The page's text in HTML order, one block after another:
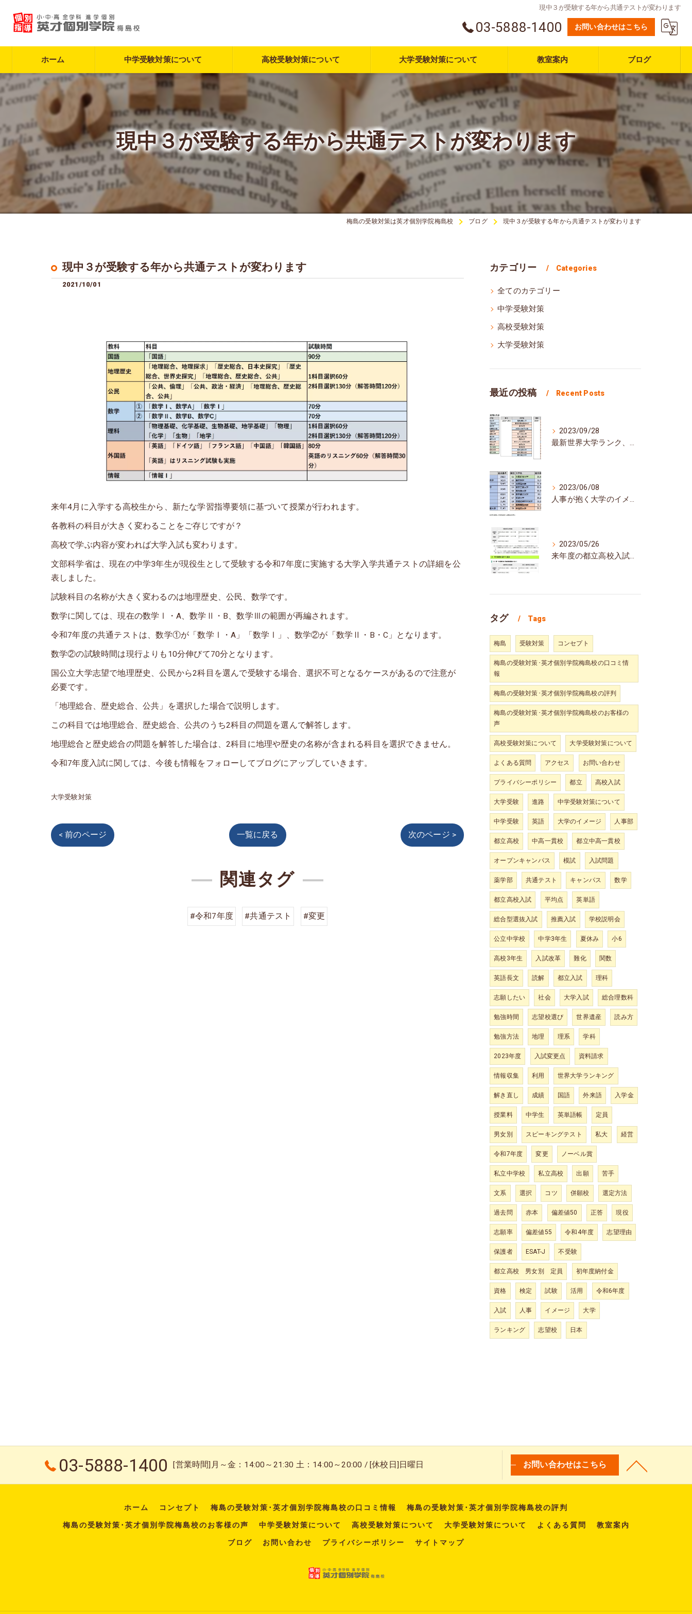
現中３が受験する年から共通テストが変わります
03-5888-1400 お問い合わせはこちら
ホーム 中学受験対策について 高校受験対策について 大学受験対策について 教室案内 ブログ
現中３が受験する年から共通テストが変わります
梅島の受験対策は英才個別学院梅島校 ブログ 現中３が受験する年から共通テストが変わります
現中３が受験する年から共通テストが変わります
2021/10/01
来年4月に入学する高校生から、新たな学習指導要領に基づいて授業が行われます。
各教科の科目が大きく変わることをご存じですが？
高校で学ぶ内容が変われば大学入試も変わります。
文部科学省は、現在の中学3年生が現役生として受験する令和7年度に実施する大学入学共通テストの詳細を公
表しました。
試験科目の名称が大きく変わるのは地理歴史、公民、数学です。
数学に関しては、現在の数学Ⅰ・A、数学Ⅱ・B、数学Ⅲの範囲が再編されます。
令和7年度の共通テストは、数学①が「数学Ⅰ・A」「数学Ⅰ」、数学②が「数学Ⅱ・B・C」となります。
数学②の試験時間は現行よりも10分伸びて70分となります。
国公立大学志望で地理歴史、公民から2科目を選んで受験する場合、選択不可となるケースがあるので注意が
必要です。
「地理総合、歴史総合、公共」を選択した場合で説明します。
この科目では地理総合、歴史総合、公共のうち2科目の問題を選んで解答します。
地理総合と歴史総合の問題を解答した場合は、2科目に地理や歴史の名称が含まれる科目を選択できません。
令和7年度入試に関しては、今後も情報をフォローしてブログにアップしていきます。
大学受験対策
< 前のページ 一覧に戻る 次のページ >
関連タグ
#令和7年度 #共通テスト #変更
カテゴリー Categories
全てのカテゴリー
中学受験対策
高校受験対策
大学受験対策
最近の投稿 Recent Posts
2023/09/28
最新世界大学ランク、日本の大学の順位は？
2023/06/08
人事が抱く大学のイメージランキング
2023/05/26
来年度の都立高校入試、日程は例年通り
タグ Tags
梅島 受験対策 コンセプト
梅島の受験対策･英才個別学院梅島校の口コミ情
報
梅島の受験対策･英才個別学院梅島校の評判
梅島の受験対策･英才個別学院梅島校のお客様の
声
高校受験対策について 大学受験対策について
よくある質問 アクセス お問い合わせ
プライバシーポリシー 都立 高校入試
大学受験 進路 中学受験対策について
中学受験 英語 大学のイメージ 人事部
都立高校 中高一貫校 都立中高一貫校
オープンキャンパス 模試 入試問題
薬学部 共通テスト キャンパス 数学
都立高校入試 平均点 英単語
総合型選抜入試 推薦入試 学校説明会
公立中学校 中学3年生 夏休み 小6
高校3年生 入試改革 難化 関数
英語長文 読解 都立入試 理科
志願したい 社会 大学入試 総合理数科
勉強時間 志望校選び 世界遺産 読み方
勉強方法 地理 理系 学科
2023年度 入試変更点 資料請求
情報収集 利用 世界大学ランキング
解き直し 成績 国語 外来語 入学金
授業料 中学生 英単語帳 定員
男女別 スピーキングテスト 私大 経営
令和7年度 変更 ノーベル賞
私立中学校 私立高校 出願 苦手
文系 選択 コツ 併願校 選定方法
過去問 赤本 偏差値50 正答 現役
志願率 偏差値55 令和4年度 志望理由
保護者 ESAT-J 不受験
都立高校 男女別 定員 初年度納付金
資格 検定 試験 活用 令和6年度
入試 人事 イメージ 大学
ランキング 志望校 日本
03-5888-1400 [営業時間]月～金：14:00～21:30 土：14:00～20:00 / [休校日]日曜日 お問い合わせはこちら
ホーム コンセプト 梅島の受験対策･英才個別学院梅島校の口コミ情報 梅島の受験対策･英才個別学院梅島校の評判
梅島の受験対策･英才個別学院梅島校のお客様の声 中学受験対策について 高校受験対策について 大学受験対策について よくある質問 教室案内
ブログ お問い合わせ プライバシーポリシー サイトマップ